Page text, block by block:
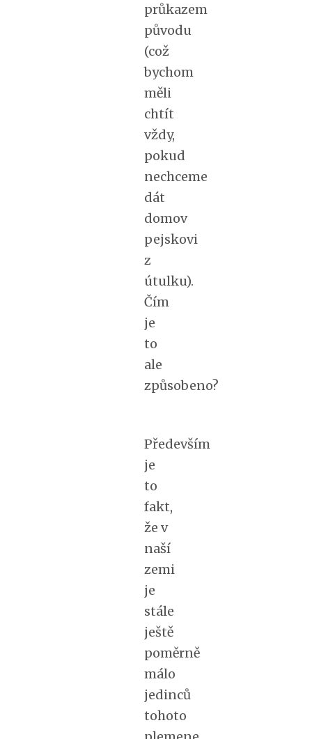
průkazem
původu
(což
bychom
měli
chtít
vždy,
pokud
nechceme
dát
domov
pejskovi
z
útulku).
Čím
je
to
ale
způsobeno?
Především
je
to
fakt,
že v
naší
zemi
je
stále
ještě
poměrně
málo
jedinců
tohoto